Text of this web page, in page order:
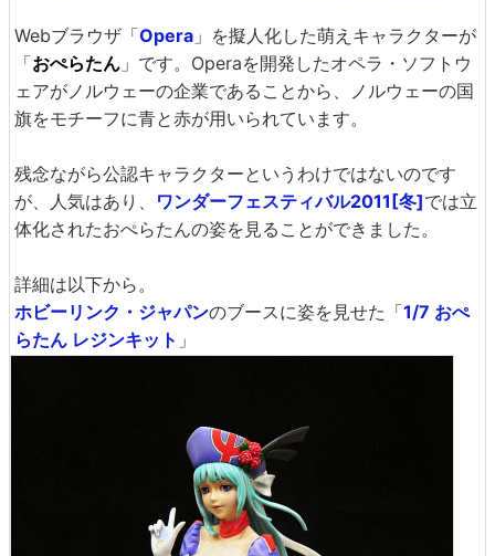
Webブラウザ「Opera 」を擬人化した萌えキャラクターが
「おぺらたん 」です。Operaを開発したオペラ・ソフトウ
ェアがノルウェーの企業であることから、ノルウェーの国
旗をモチーフに青と赤が用いられています。
残念ながら公認キャラクターというわけではないのです
が、人気はあり、 ワンダーフェスティバル2011[冬]では立
体化されたおぺらたんの姿を見ることができました。
詳細は以下から。
ホビーリンク・ジャパンのブースに姿を見せた「1/7 おぺ
らたん レジンキット 」